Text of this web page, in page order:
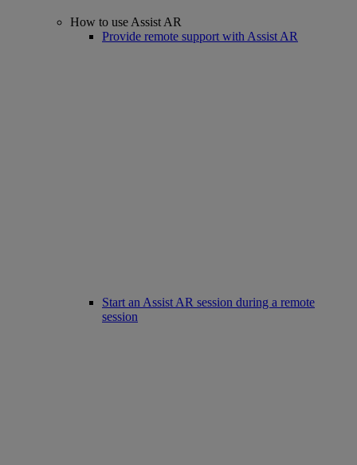
How to use Assist AR
Provide remote support with Assist AR
Start an Assist AR session during a remote
session